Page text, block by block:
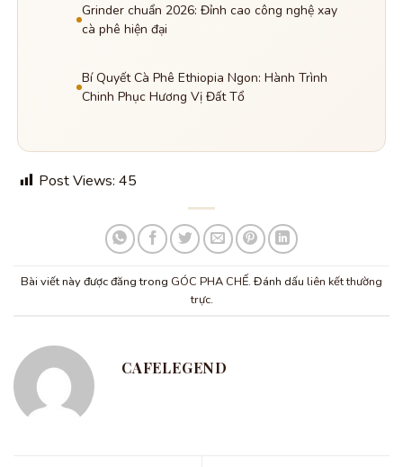
Grinder chuẩn 2026: Đỉnh cao công nghệ xay
cà phê hiện đại
Bí Quyết Cà Phê Ethiopia Ngon: Hành Trình
Chinh Phục Hương Vị Đất Tổ
Post Views: 45
Bài viết này được đăng trong GÓC PHA CHẾ. Đánh dấu liên kết thường
trực.
CAFELEGEND